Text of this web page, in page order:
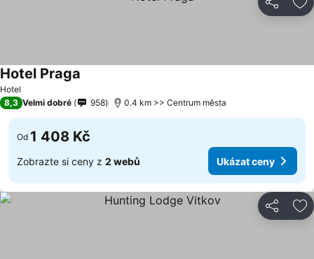
Sdílet
Hotel
Hotel Praga
8,3 Velmi dobré 958 0.4 km >> Centrum města
Od 1 408 Kč
Zobrazte si ceny z 2 webů Ukázat ceny
Sdílet